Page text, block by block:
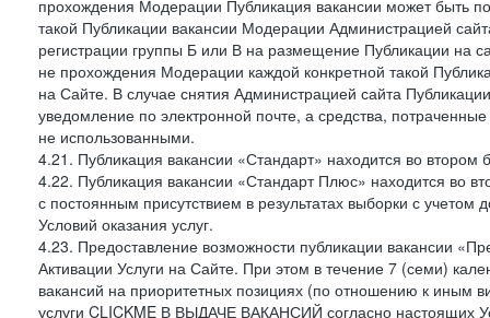
прохождения Модерации Публикация вакансии может быть
такой Публикации вакансии Модерации Администрацией
регистрации группы Б или В на размещение Публикации на
не прохождения Модерации каждой конкретной такой
на Сайте. В случае снятия Администрацией сайта
уведомление по электронной почте, а средства,
не использованными.
4.21. Публикация вакансии «Стандарт» находится во втором
4.22. Публикация вакансии «Стандарт Плюс» находится во
с постоянным присутствием в результатах выборки с
Условий оказания услуг.
4.23. Предоставление возможности публикации вакансии
Активации Услуги на Сайте. При этом в течение 7 (семи)
вакансий на приоритетных позициях (по отношению к иным
услуги CLICKME В ВЫДАЧЕ ВАКАНСИЙ согласно настоящих